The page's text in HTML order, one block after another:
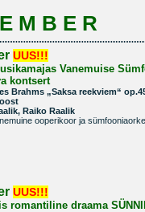
M B E R
UUS!!!
Vanemuise
kontsert
Brahms „Saksa reekviem“
Raiko Raalik
ooperikoor ja
UUS!!!
romantiline draama